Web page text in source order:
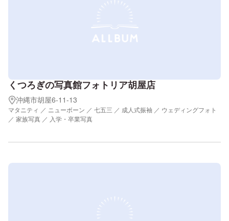
くつろぎの写真館フォトリア胡屋店
沖縄市胡屋6-11-13
マタニティ ／ ニューボーン ／ 七五三 ／ 成人式振袖 ／ ウェディングフォト
／ 家族写真 ／ 入学・卒業写真